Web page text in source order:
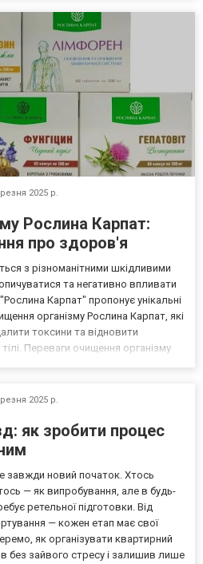
2025 р.
Рослина Карпат:
про здоров'я
з різноманітними шкідливими
та негативно впливати
Карпат" пропонує унікальні
організму Рослина Карпат, які
токсини та відновити
Переваги очищення організму
2025 р.
як зробити процес
завжди новий початок. Хтось
— як випробування, але в будь-
ретельної підготовки. Від
— кожен етап має свої
як організувати квартирний
без зайвого стресу і залишив лише